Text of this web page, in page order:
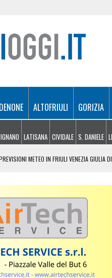
ALTOFRIULI GORIZIA
LATISANA CIVIDALE S. DANIELE
METEO IN FRIULI VENEZIA GIULIA
IN MONTAGNA: DONNA SOCCORSA A
CUP, STADIO PIENO PER IL